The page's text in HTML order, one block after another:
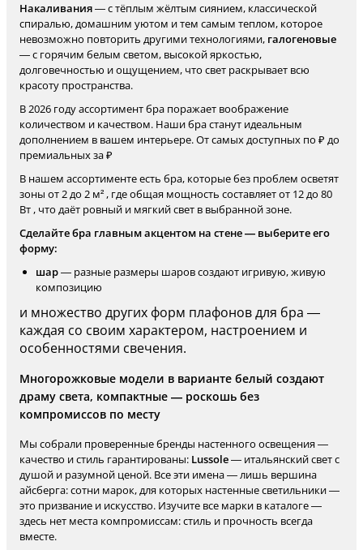
Накаливания— с тёплым жёлтым сиянием, классической
спиралью, домашним уютом и тем самым теплом, которое
невозможно повторить другими технологиями, галогеновые
— с горячим белым светом, высокой яркостью,
долговечностью и ощущением, что свет раскрывает всю
красоту пространства.
В 2026 году ассортимент бра поражает воображение
количеством и качеством. Наши бра станут идеальным
дополнением в вашем интерьере. От самых доступных по ₽ до
премиальных за ₽
В нашем ассортименте есть бра, которые без проблем осветят
зоны от 2 до 2 м² , где общая мощность составляет от 12 до 80
Вт , что даёт ровный и мягкий свет в выбранной зоне.
Сделайте бра главным акцентом на стене — выберите его
форму:
шар— разные размеры шаров создают игривую, живую
композицию
и множество других форм плафонов для бра —
каждая со своим характером, настроением и
особенностями свечения.
Многорожковые модели в варианте белый создают
драму света, компактные — роскошь без
компромиссов по месту
Мы собрали проверенные бренды настенного освещения —
качество и стиль гарантированы: Lussole— итальянский свет с
душой и разумной ценой. Все эти имена — лишь вершина
айсберга: сотни марок, для которых настенные светильники —
это призвание и искусство. Изучите все марки в каталоге —
здесь нет места компромиссам: стиль и прочность всегда
вместе.